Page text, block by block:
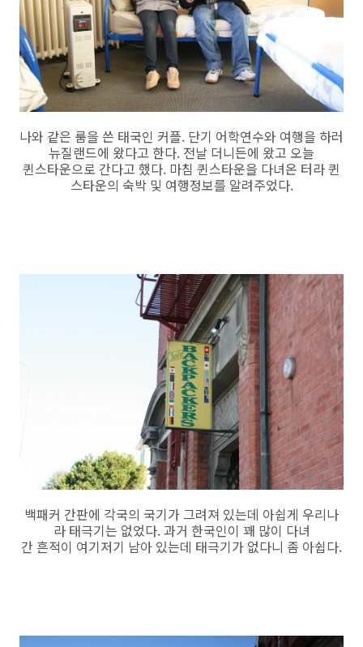
나와 같은 룸을 쓴 태국인 커플. 단기 어학연수와 여행을 하러
뉴질랜드에 왔다고 한다. 전날 더니든에 왔고 오늘
퀸스타운으로 간다고 했다. 마침 퀸스타운을 다녀온 터라 퀸
스타운의 숙박 및 여행정보를 알려주었다.
백패커 간판에 각국의 국기가 그려져 있는데 아쉽게 우리나
라 태극기는 없었다. 과거 한국인이 꽤 많이 다녀
간 흔적이 여기저기 남아 있는데 태극기가 없다니 좀 아쉽다.